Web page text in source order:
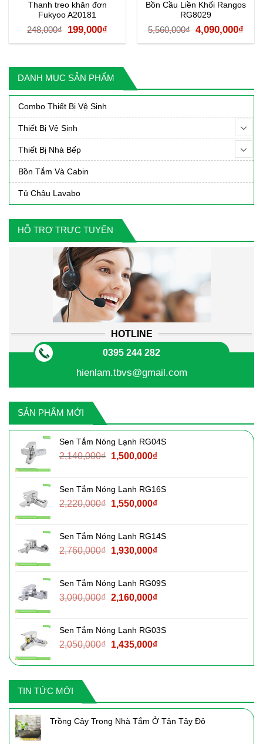
DANH MỤC SẢN PHẨM
Combo Thiết Bị Vệ Sinh
Thiết Bị Vệ Sinh
Thiết Bị Nhà Bếp
Bồn Tắm Và Cabin
Tủ Chậu Lavabo
HỖ TRỢ TRỰC TUYẾN
HOTLINE
0395 244 282
hienlam.tbvs@gmail.com
SẢN PHẨM MỚI
Sen Tắm Nóng Lạnh RG04S
2,140,000₫ Giá
2,140,000₫.
1,500,000₫Giá
là:
1,500,000₫.
Sen Tắm Nóng Lạnh RG16S
2,220,000₫ Giá
2,220,000₫.
1,550,000₫Giá
là:
1,550,000₫.
Sen Tắm Nóng Lạnh RG14S
2,760,000₫ Giá
2,760,000₫.
1,930,000₫Giá
là:
1,930,000₫.
Sen Tắm Nóng Lạnh RG09S
3,090,000₫ Giá
3,090,000₫.
2,160,000₫Giá
là:
2,160,000₫.
Sen Tắm Nóng Lạnh RG03S
2,050,000₫ Giá
là:
1,435,000₫Giá
tại
TIN TỨC MỚI
Trồng Cây Trong Nhà Tắm Ở Tân Tây Đô
Thanh treo khăn đơn
Fukyoo A20181
248,000₫
Giá
gốc
248,000₫.
199,000₫
hiện
là:
199,000₫.
Bồn Cầu Liền Khối Rangos
RG8029
5,560,000₫ Giá
gốc
4,090,000₫
hiện